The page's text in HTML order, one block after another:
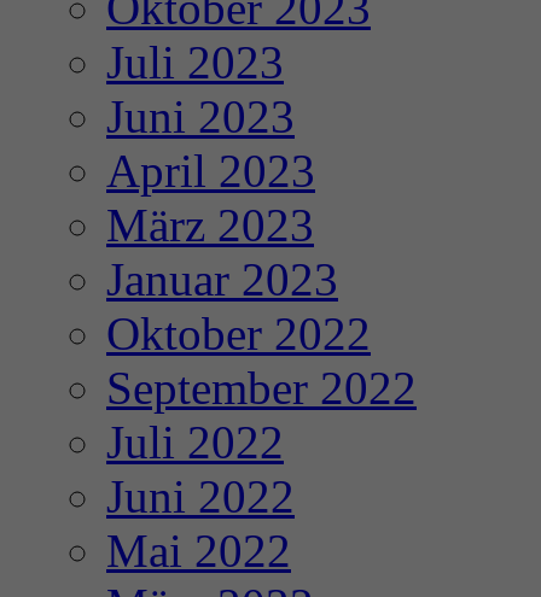
Juli 2023
Juni 2023
April 2023
März 2023
Januar 2023
Oktober 2022
September 2022
Juli 2022
Juni 2022
Mai 2022